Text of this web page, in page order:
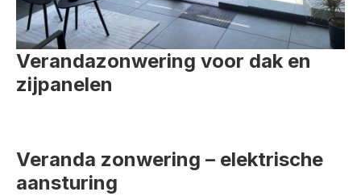
Verandazonwering voor dak en
zijpanelen
Veranda zonwering – elektrische
aansturing